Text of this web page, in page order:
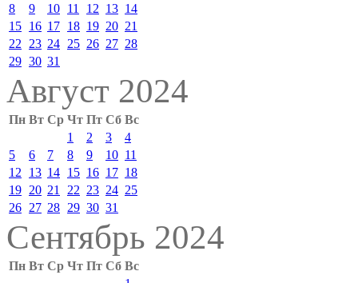
8
9 10 11 12 13 14
15 16 17 18 19 20 21
22
23 24 25 26 27 28
29 30 31
Август 2024
Пн Вт Ср Чт Пт Сб Вс
1
2 3
4
5
6 7 8 9 10 11
12
13 14 15 16 17 18
19 20 21 22 23 24 25
26 27 28 29 30 31
Сентябрь 2024
Пн Вт Ср Чт Пт Сб Вс